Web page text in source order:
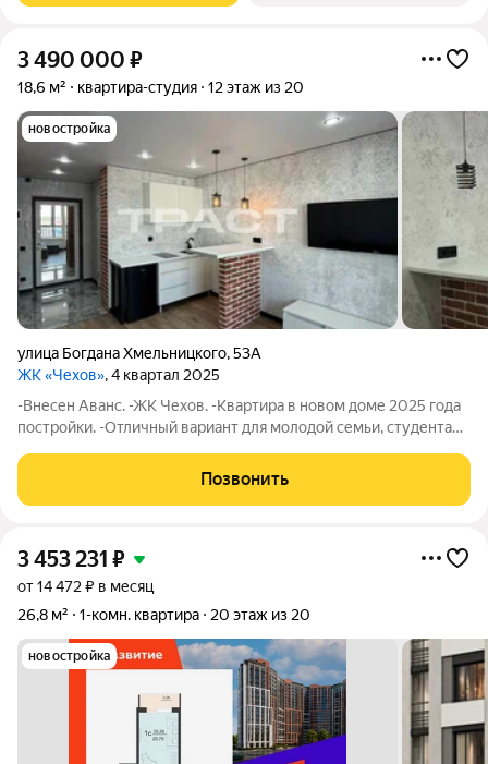
3 490 000 ₽
18,6 м² квартира-студия 12 этаж из 20
новостройка
улица Богдана Хмельницкого,53А
ЖК «Чехов», 4 квартал 2025
-Внесен Аванс. -ЖК Чехов. -Квартира в новом доме 2025 года
постройки. -Отличный вариант для молодой семьи, студента
жилая комната совмещена с зоной кухни, просторный санузел,
витражное
Позвонить
3 453 231 ₽
от 14 472 ₽ в месяц
26,8 м²
1-комн. квартира 20 этаж из 20
новостройка